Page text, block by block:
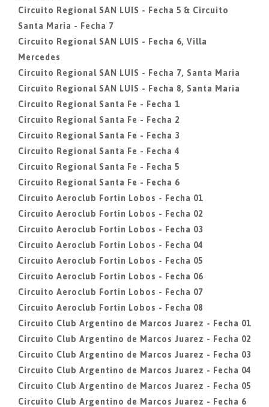
Circuito Regional SAN LUIS - Fecha 5 & Circuito
Santa Maria - Fecha 7
Circuito Regional SAN LUIS - Fecha 6, Villa
Mercedes
Circuito Regional SAN LUIS - Fecha 7, Santa Maria
Circuito Regional SAN LUIS - Fecha 8, Santa Maria
Circuito Regional Santa Fe - Fecha 1
Circuito Regional Santa Fe - Fecha 2
Circuito Regional Santa Fe - Fecha 3
Circuito Regional Santa Fe - Fecha 4
Circuito Regional Santa Fe - Fecha 5
Circuito Regional Santa Fe - Fecha 6
Circuito Aeroclub Fortin Lobos - Fecha 01
Circuito Aeroclub Fortin Lobos - Fecha 02
Circuito Aeroclub Fortin Lobos - Fecha 03
Circuito Aeroclub Fortin Lobos - Fecha 04
Circuito Aeroclub Fortin Lobos - Fecha 05
Circuito Aeroclub Fortin Lobos - Fecha 06
Circuito Aeroclub Fortin Lobos - Fecha 07
Circuito Aeroclub Fortin Lobos - Fecha 08
Circuito Club Argentino de Marcos Juarez - Fecha 01
Circuito Club Argentino de Marcos Juarez - Fecha 02
Circuito Club Argentino de Marcos Juarez - Fecha 03
Circuito Club Argentino de Marcos Juarez - Fecha 04
Circuito Club Argentino de Marcos Juarez - Fecha 05
Circuito Club Argentino de Marcos Juarez - Fecha 6